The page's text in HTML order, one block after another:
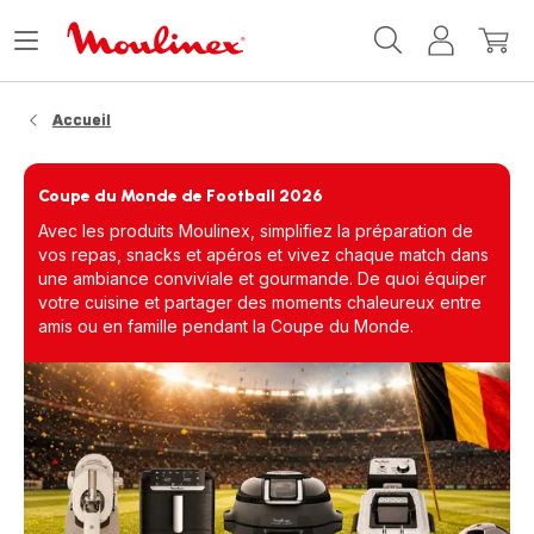
MonMon
Ouvrir
Accueil
Coupe du Monde de Football 2026
Avec les produits Moulinex, simplifiez la préparation de
vos repas, snacks et apéros et vivez chaque match dans
une ambiance conviviale et gourmande. De quoi équiper
votre cuisine et partager des moments chaleureux entre
amis ou en famille pendant la Coupe du Monde.